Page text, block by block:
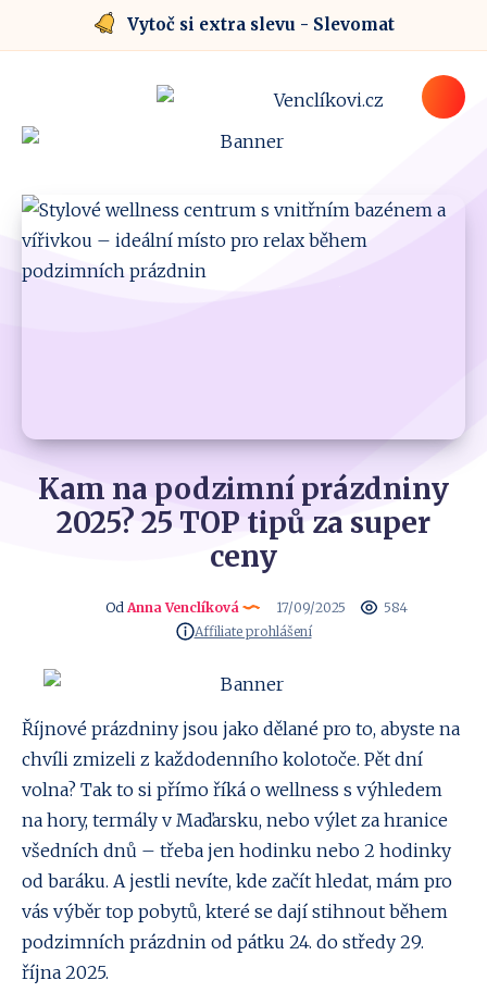
Vytoč si extra slevu - Slevomat
Kam na podzimní prázdniny
2025? 25 TOP tipů za super
ceny
Od Anna Venclíková 17/09/2025
584
Affiliate prohlášení
Říjnové prázdniny jsou jako dělané pro to, abyste na
chvíli zmizeli z každodenního kolotoče. Pět dní
volna? Tak to si přímo říká o wellness s výhledem
na hory, termály v Maďarsku, nebo výlet za hranice
všedních dnů – třeba jen hodinku nebo 2 hodinky
od baráku. A jestli nevíte, kde začít hledat, mám pro
vás výběr top pobytů, které se dají stihnout během
podzimních prázdnin od pátku 24. do středy 29.
října 2025.